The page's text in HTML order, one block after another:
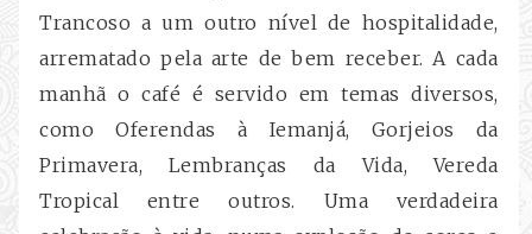
Trancoso a um outro nível de hospitalidade,
arrematado pela arte de bem receber. A cada
manhã o café é servido em temas diversos,
como Oferendas à Iemanjá, Gorjeios da
Primavera, Lembranças da Vida, Vereda
Tropical entre outros. Uma verdadeira